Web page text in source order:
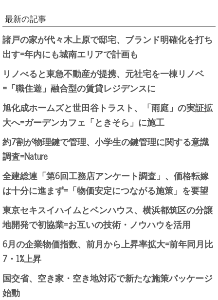
最新の記事
諸戸の家が代々木上原で邸宅、ブランド明確化を打ち
出す=年内にも城南エリアで計画も
リノべると東急不動産が提携、元社宅を一棟リノベ
=「職住遊」融合型の賃貸レジデンスに
旭化成ホームズと世田谷トラスト、「雨庭」の実証拡
大へ=ガーデンカフェ「ときそら」に施工
約7割が物理鍵で管理、小学生の鍵管理に関する意識
調査=Nature
全建総連「第6回工務店アンケート調査」、価格転嫁
は十分に進まず=「物価安定につながる施策」を要望
東京セキスイハイムとベンハウス、横浜都筑区の分譲
地開発で初協業=お互いの技術・ノウハウを活用
6月の企業物価指数、前月から上昇率拡大=前年同月比
7・1%上昇
国交省、空き家・空き地対応で新たな施策パッケージ
始動